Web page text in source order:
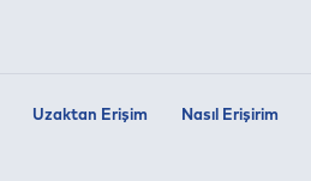
Uzaktan Erişim Nasıl Erişirim